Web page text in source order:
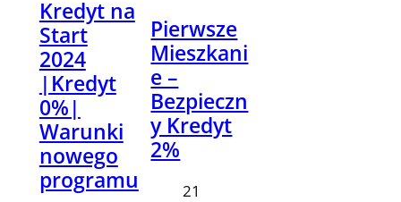
Kredyt na
Start
2024
|Kredyt
0%|
Warunki
nowego
programu
Pierwsze
Mieszkani
e –
Bezpieczn
y Kredyt
2%
21